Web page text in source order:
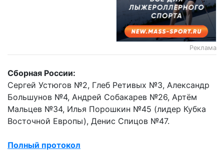
Реклама
Сборная России:
Сергей Устюгов №2, Глеб Ретивых №3, Александр
Большунов №4, Андрей Собакарев №26, Артём
Мальцев №34, Илья Порошкин №45 (лидер Кубка
Восточной Европы), Денис Спицов №47.
Полный протокол